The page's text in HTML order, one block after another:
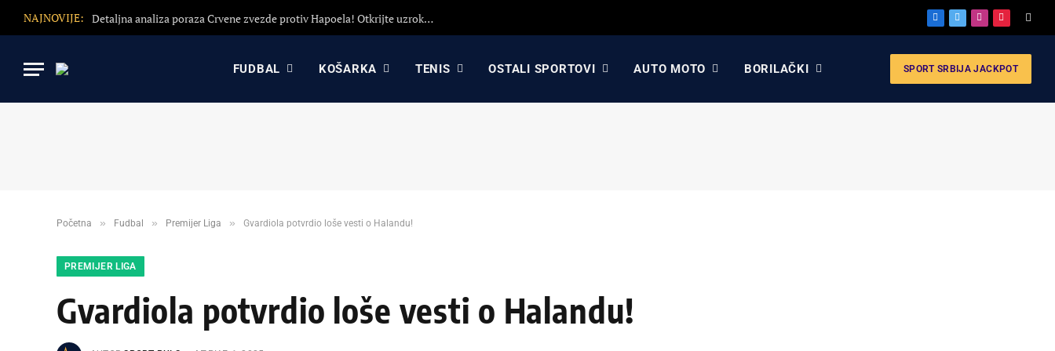
NAJNOVIJE: Detaljna analiza poraza Crvene zvezde protiv Hapoela! Otkrijte uzroke poraza, analizu odluka Dejana Stankovića i najavu revanša Facebook
X
Instagram
Pinterest
FUDBAL KOŠARKA TENIS OSTALI SPORTOVI AUTO MOTO BORILAČKI SPORT SRBIJA JACKPOT
Početna » Fudbal » Premijer Liga » Gvardiola potvrdio loše vesti o Halandu!
PREMIJER LIGA
Gvardiola potvrdio loše vesti o Halandu!